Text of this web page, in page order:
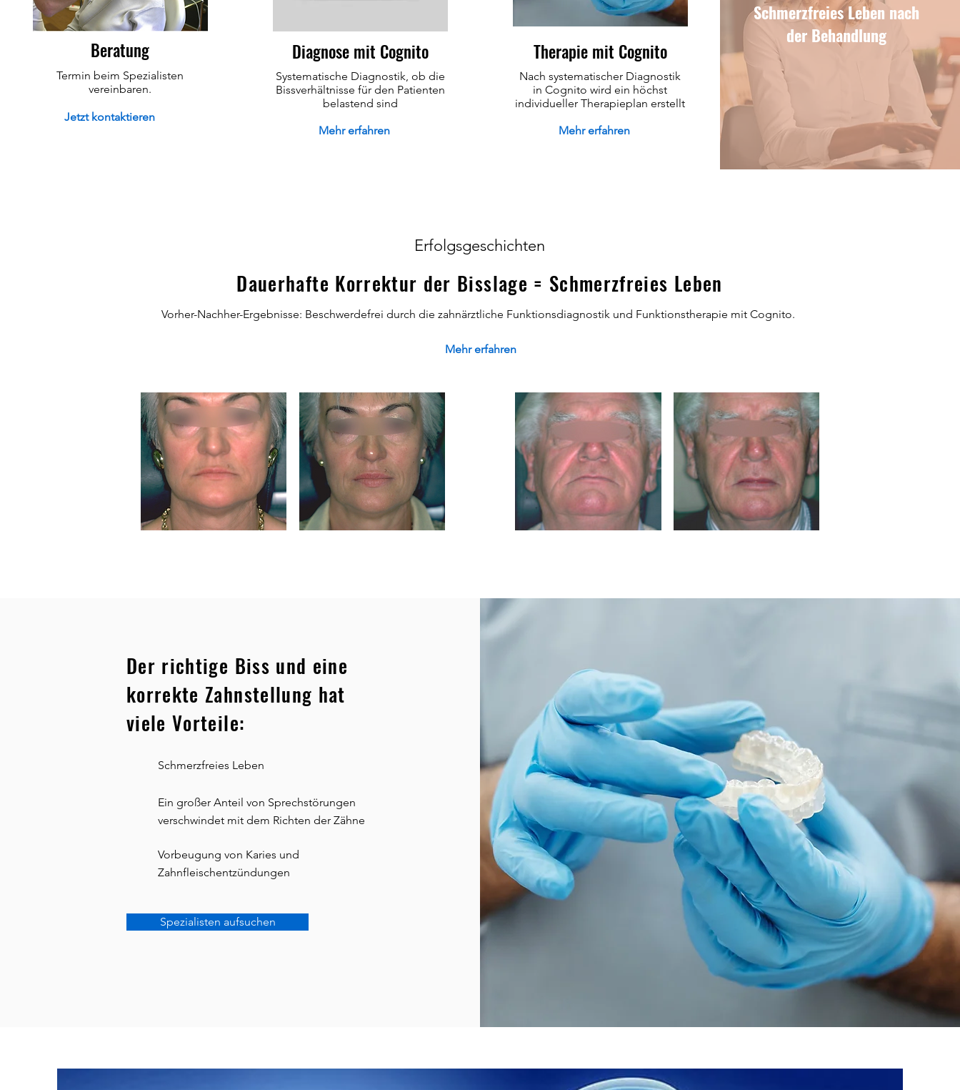
Beratung
Termin beim Spezialisten
vereinbaren.
Jetzt kontaktieren
Diagnose mit Cognito
Systematische Diagnostik, ob die
Bissverhältnisse für den Patienten
belastend sind
Mehr erfahren
Therapie mit Cognito
Nach systematischer Diagnostik
in Cognito wird ein höchst
individueller Therapieplan erstellt
Mehr erfahren
Schmerzfreies Leben nach
der Behandlung
Erfolgsgeschichten
Dauerhafte Korrektur der Bisslage = Schmerzfreies Leben
Vorher-Nachher-Ergebnisse: Beschwerdefrei durch die zahnärztliche Funktionsdiagnostik und Funktionstherapie mit Cognito.
Mehr erfahren
Der richtige Biss und eine
korrekte Zahnstellung hat
viele Vorteile:
Schmerzfreies Leben
Ein großer Anteil von Sprechstörungen
verschwindet mit dem Richten der Zähne
Vorbeugung von Karies und
Zahnfleischentzündungen
Spezialisten aufsuchen